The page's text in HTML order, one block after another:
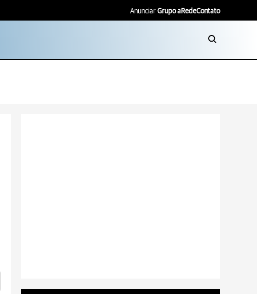
Anunciar Grupo aRedeContato